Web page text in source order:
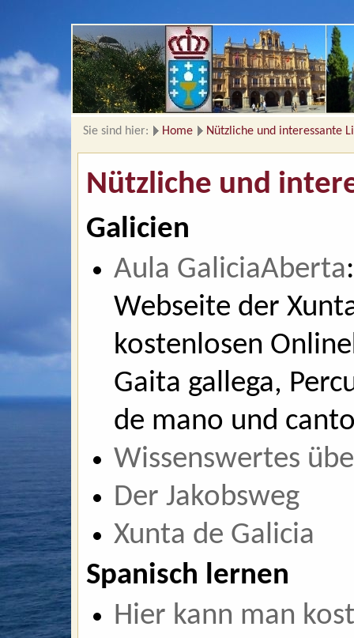
Sie sind hier: Home Nützliche und interessante
Nützliche und
Galicien
Aula GaliciaAberta
Webseite der
kostenlosen
Gaita gallega,
de mano und
Wissenswertes
Der Jakobsweg
Xunta de Galicia
Spanisch lernen
Hier kann man